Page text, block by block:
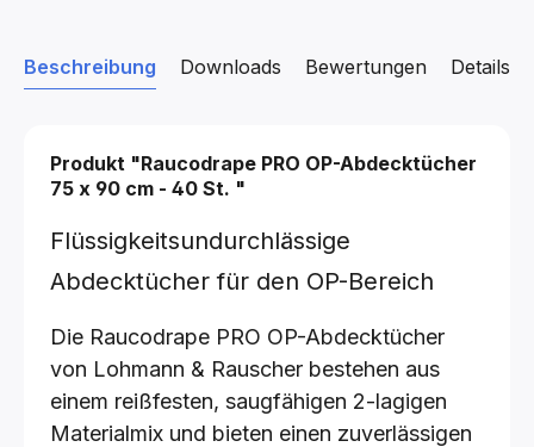
Beschreibung Downloads Details
Bewertungen
Produkt "Raucodrape PRO OP-Abdecktücher
75 x 90 cm - 40 St. "
Flüssigkeitsundurchlässige
Abdecktücher für den OP-Bereich
Die Raucodrape PRO OP-Abdecktücher
von Lohmann & Rauscher bestehen aus
einem reißfesten, saugfähigen 2-lagigen
Materialmix und bieten einen zuverlässigen